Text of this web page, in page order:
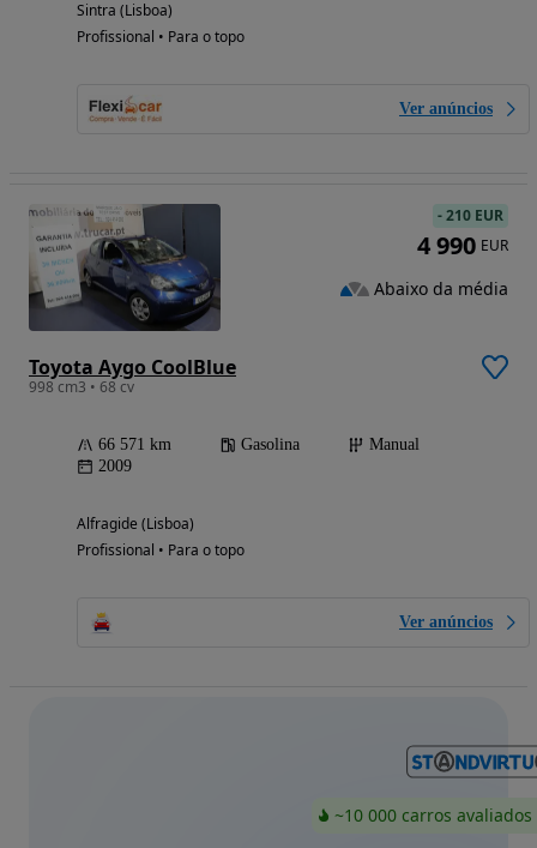
Sintra (Lisboa)
Profissional • Para o topo
Ver anúncios
Toyota Aygo CoolBlue
998 cm3 • 68 cv
66 571 km Gasolina
Manual
2009
Alfragide (Lisboa)
Profissional • Para o topo
Ver anúncios
-210 EUR
4 990 EUR
Abaixo da média
~10 000 carros